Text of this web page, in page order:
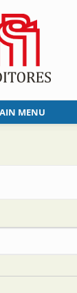
MENU